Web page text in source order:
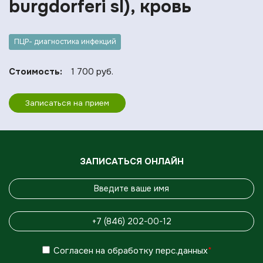
burgdorferi sl), кровь
ПЦР- диагностика инфекций
Стоимость: 1 700 руб.
Записаться на прием
ЗАПИСАТЬСЯ ОНЛАЙН
Согласен на обработку перс.данных*